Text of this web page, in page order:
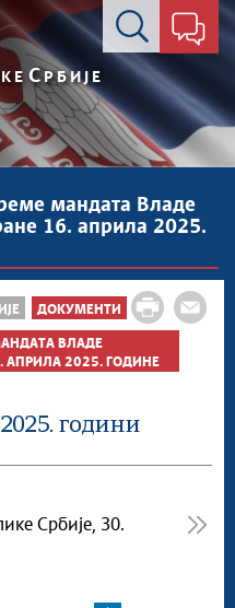
Контакт форма
СРБИЈЕ
мандата Владе
16. априла 2025.
ДОКУМЕНТИ
ВЛАДЕ
АПРИЛА 2025. ГОДИНЕ
години
Србије, 30.